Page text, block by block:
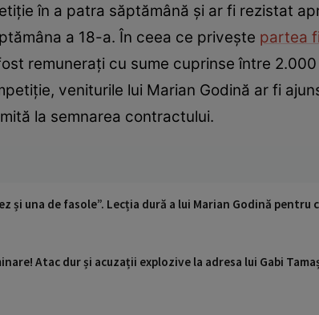
în a patra săptămână și ar fi rezistat
a 18-a. În ceea ce privește partea
remunerați cu sume cuprinse între
veniturile lui Marian Godină ar fi
la semnarea contractului.
una de fasole”. Lecția dură a lui Marian Godină pentru
Atac dur și acuzații explozive la adresa lui Gabi